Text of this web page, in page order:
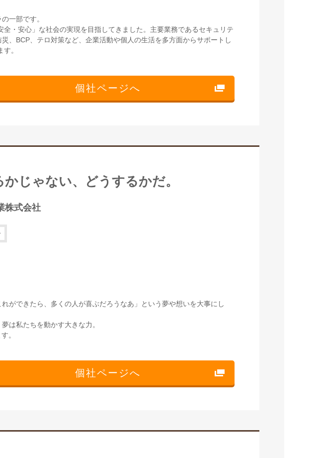
一部です。
・安心」な社会の実現を目指してきました。主要業務であるセキュリテ
、BCP、テロ対策など、企業活動や個人の生活を多方面からサポートし
。
個社ページへ
かじゃない、どうするかだ。
株式会社
ができたら、多くの人が喜ぶだろうなあ」という夢や想いを大事にし
は私たちを動かす大きな力。
。
個社ページへ